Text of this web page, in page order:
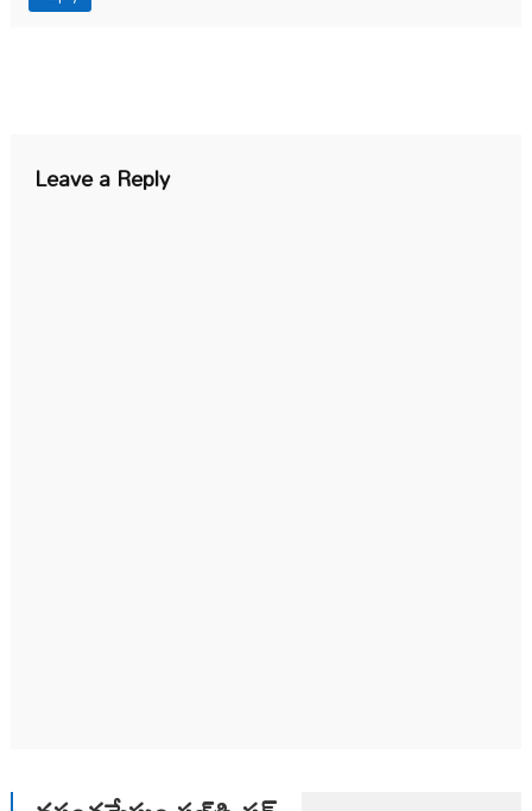
Leave a Reply